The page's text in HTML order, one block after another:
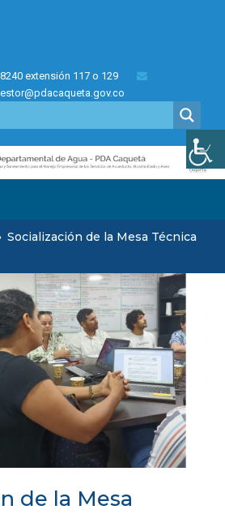
extensión 117 o 129
Socialización de la Mesa Técnica
de la Mesa